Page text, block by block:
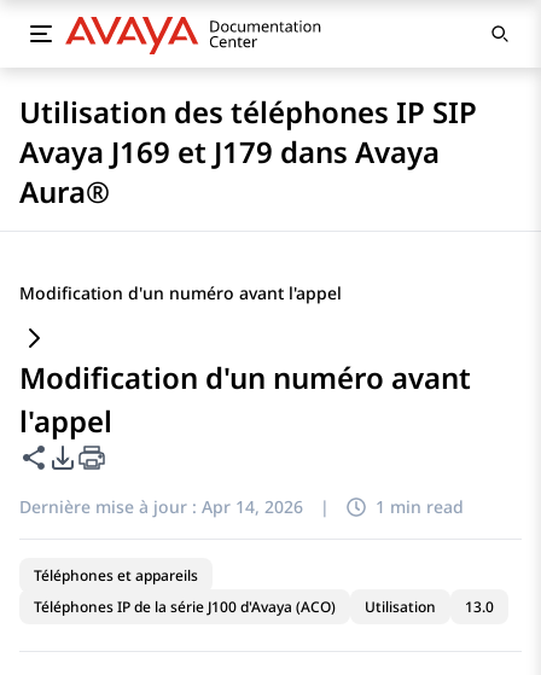
Utilisation des téléphones IP SIP
Avaya J169 et J179 dans Avaya
Aura®
Modification d'un numéro avant l'appel
Modification d'un numéro avant
l'appel
Partager cette page
Options d'exportation PDF
Dernière mise à jour : Apr 14, 2026 | 1 min read
Téléphones et appareils
Téléphones IP de la série J100 d'Avaya (ACO)
Utilisation 13.0